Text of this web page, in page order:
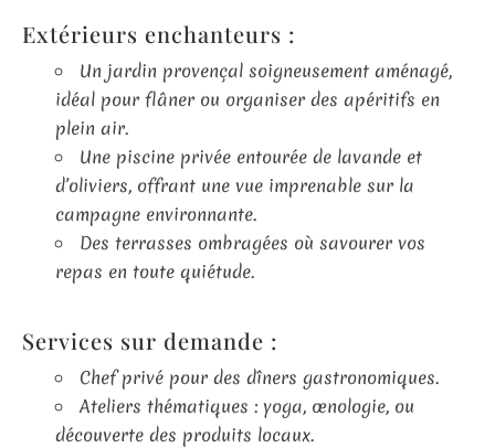
Extérieurs enchanteurs :
Un jardin provençal soigneusement aménagé,
idéal pour flâner ou organiser des apéritifs en
plein air.
Une piscine privée entourée de lavande et
d’oliviers, offrant une vue imprenable sur la
campagne environnante.
Des terrasses ombragées où savourer vos
repas en toute quiétude.
Services sur demande :
Chef privé pour des dîners gastronomiques.
Ateliers thématiques : yoga, œnologie, ou
découverte des produits locaux.